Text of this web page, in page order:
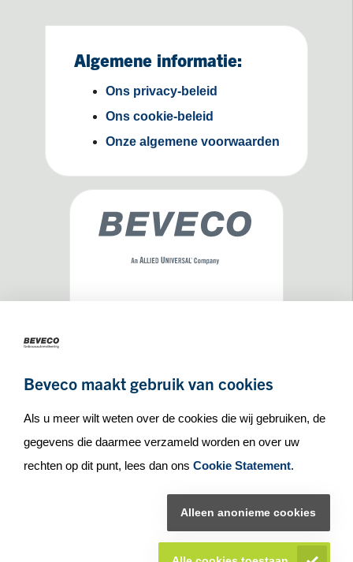
Beveco maakt gebruik van cookies
Als u meer wilt weten over de cookies die wij gebruiken, de
gegevens die daarmee verzameld worden en over uw
rechten op dit punt, lees dan ons Cookie Statement.
Alleen anonieme cookies
+31(0)186 65 90 30
info@beveco.nl
Algemene informatie:
Ons privacy-beleid
Ons cookie-beleid
Onze algemene voorwaarden